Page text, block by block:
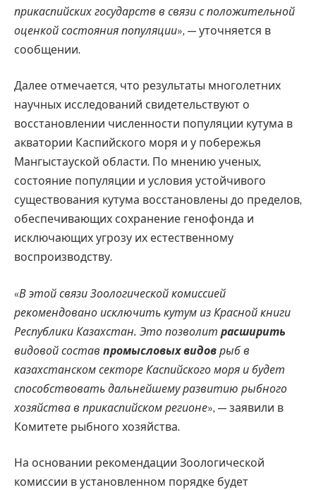
прикаспийских государств в связи с положительной
оценкой состояния популяции», — уточняется в
сообщении.
Далее отмечается, что результаты многолетних
научных исследований свидетельствуют о
восстановлении численности популяции кутума в
акватории Каспийского моря и у побережья
Мангыстауской области. По мнению ученых,
состояние популяции и условия устойчивого
существования кутума восстановлены до пределов,
обеспечивающих сохранение генофонда и
исключающих угрозу их естественному
воспроизводству.
«В этой связи Зоологической комиссией
рекомендовано исключить кутум из Красной книги
Республики Казахстан. Это позволит расширить
видовой состав промысловых видов рыб в
казахстанском секторе Каспийского моря и будет
способствовать дальнейшему развитию рыбного
хозяйства в прикаспийском регионе», — заявили в
Комитете рыбного хозяйства.
На основании рекомендации Зоологической
комиссии в установленном порядке будет